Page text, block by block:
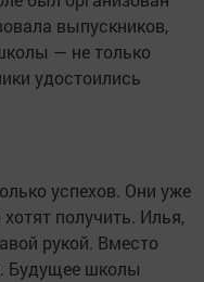
выпускников,
— не только
удостоились
успехов. Они уже
получить. Илья,
рукой. Вместо
Будущее школы